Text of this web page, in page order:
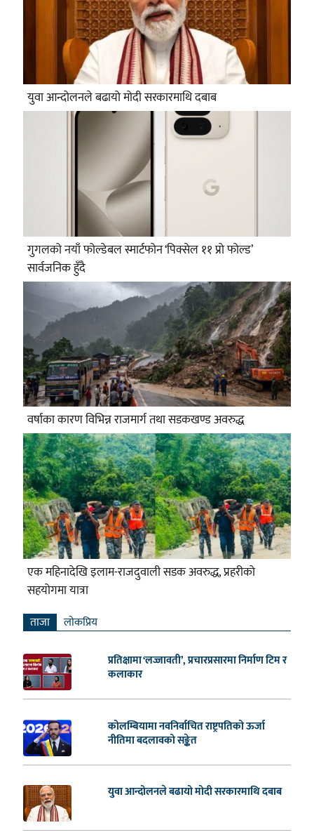
युवा आन्दोलनले बढायो मोदी सरकारमाथि दबाब
गुगलको नयाँ फोल्डेबल स्मार्टफोन ‘पिक्सेल ११ प्रो फोल्ड’
सार्वजनिक हुँदै
वर्षाका कारण विभिन्न राजमार्ग तथा सडकखण्ड अवरुद्ध
एक महिनादेखि इलाम-राजदुवाली सडक अवरुद्ध, प्रहरीको
सहयोगमा यात्रा
ताजा लाेकप्रिय
प्रतिक्षामा ‘लज्जावती’, प्रचारप्रसारमा निर्माण टिम र
कलाकार
कोलम्बियामा नवनिर्वाचित राष्ट्रपतिको ऊर्जा
नीतिमा बदलावको सङ्केत
युवा आन्दोलनले बढायो मोदी सरकारमाथि दबाब